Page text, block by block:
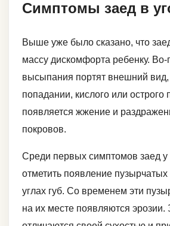
Симптомы заед в
Выше уже было сказано, что
массу дискомфорта ребенку.
высыпания портят внешний
попадании, кислого или острого
появляется жжение и
покровов.
Среди первых симптомов заед
отметить появление
углах губ. Со временем эти
на их месте появляются эрозии.